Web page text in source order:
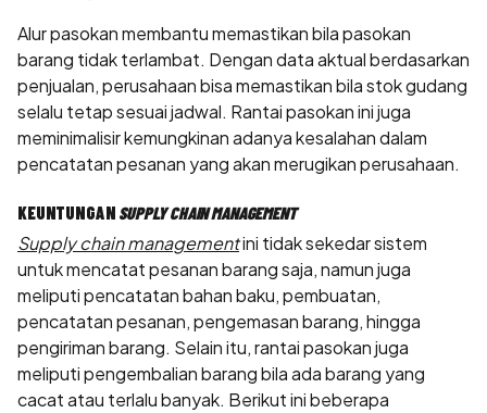
Alur pasokan membantu memastikan bila pasokan
barang tidak terlambat. Dengan data aktual berdasarkan
penjualan, perusahaan bisa memastikan bila stok gudang
selalu tetap sesuai jadwal. Rantai pasokan ini juga
meminimalisir kemungkinan adanya kesalahan dalam
pencatatan pesanan yang akan merugikan perusahaan.
KEUNTUNGAN SUPPLY CHAIN MANAGEMENT
Supply chain managementini tidak sekedar sistem
untuk mencatat pesanan barang saja, namun juga
meliputi pencatatan bahan baku, pembuatan,
pencatatan pesanan, pengemasan barang, hingga
pengiriman barang. Selain itu, rantai pasokan juga
meliputi pengembalian barang bila ada barang yang
cacat atau terlalu banyak. Berikut ini beberapa